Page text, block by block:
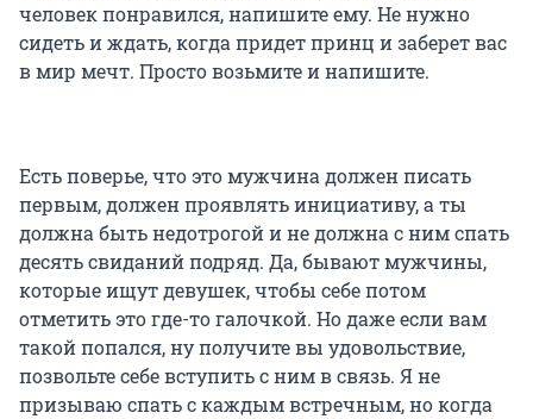
человек понравился, напишите ему. Не нужно
сидеть и ждать, когда придет принц и заберет вас
в мир мечт. Просто возьмите и напишите.
Есть поверье, что это мужчина должен писать
первым, должен проявлять инициативу, а ты
должна быть недотрогой и не должна с ним спать
десять свиданий подряд. Да, бывают мужчины,
которые ищут девушек, чтобы себе потом
отметить это где-то галочкой. Но даже если вам
такой попался, ну получите вы удовольствие,
позвольте себе вступить с ним в связь. Я не
призываю спать с каждым встречным, но когда